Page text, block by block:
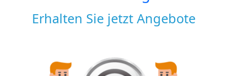
Erhalten Sie jetzt Angebote